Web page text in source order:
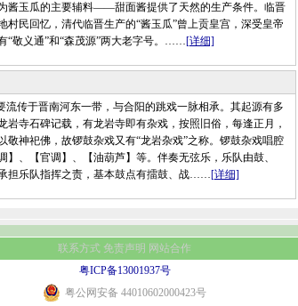
酱玉瓜的主要辅料——甜面酱提供了天然的生产条件。临晋
村民回忆，清代临晋生产的“酱玉瓜”曾上贡皇宫，深受皇帝
“敬义通”和“森茂源”两大老字号。……[详细]
传于晋南河东一带，与合阳的跳戏一脉相承。其起源有多
岩寺石碑记载，有龙岩寺即有杂戏，按照旧俗，每逢正月，
敬神祀佛，故锣鼓杂戏又有“龙岩杂戏”之称。锣鼓杂戏唱腔
】、【官调】、【油葫芦】等。伴奏无弦乐，乐队由鼓、
担乐队指挥之责，基本鼓点有擂鼓、战……[详细]
联系方式 免责声明 网站合作
粤ICP备13001937号
粤公网安备 44010602000423号